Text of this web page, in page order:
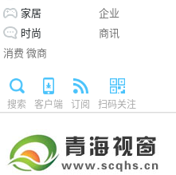
家居
企业
时尚
商讯
消费 微商
搜索 客户端 订阅 扫码关注